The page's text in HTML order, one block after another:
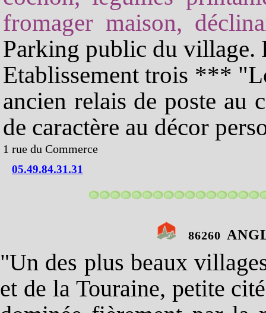
fromager maison,
Parking public du village.
Etablissement trois ***
ancien relais de poste au
de caractère au décor
1 rue du Commerce
05.49.84.31.31
86260
"Un des plus beaux
et de la Touraine, petite